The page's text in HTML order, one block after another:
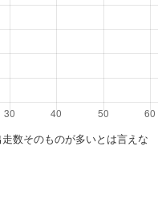
数そのものが多いとは言えな